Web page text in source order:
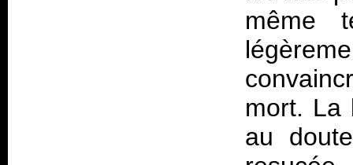
même
mort. La
au